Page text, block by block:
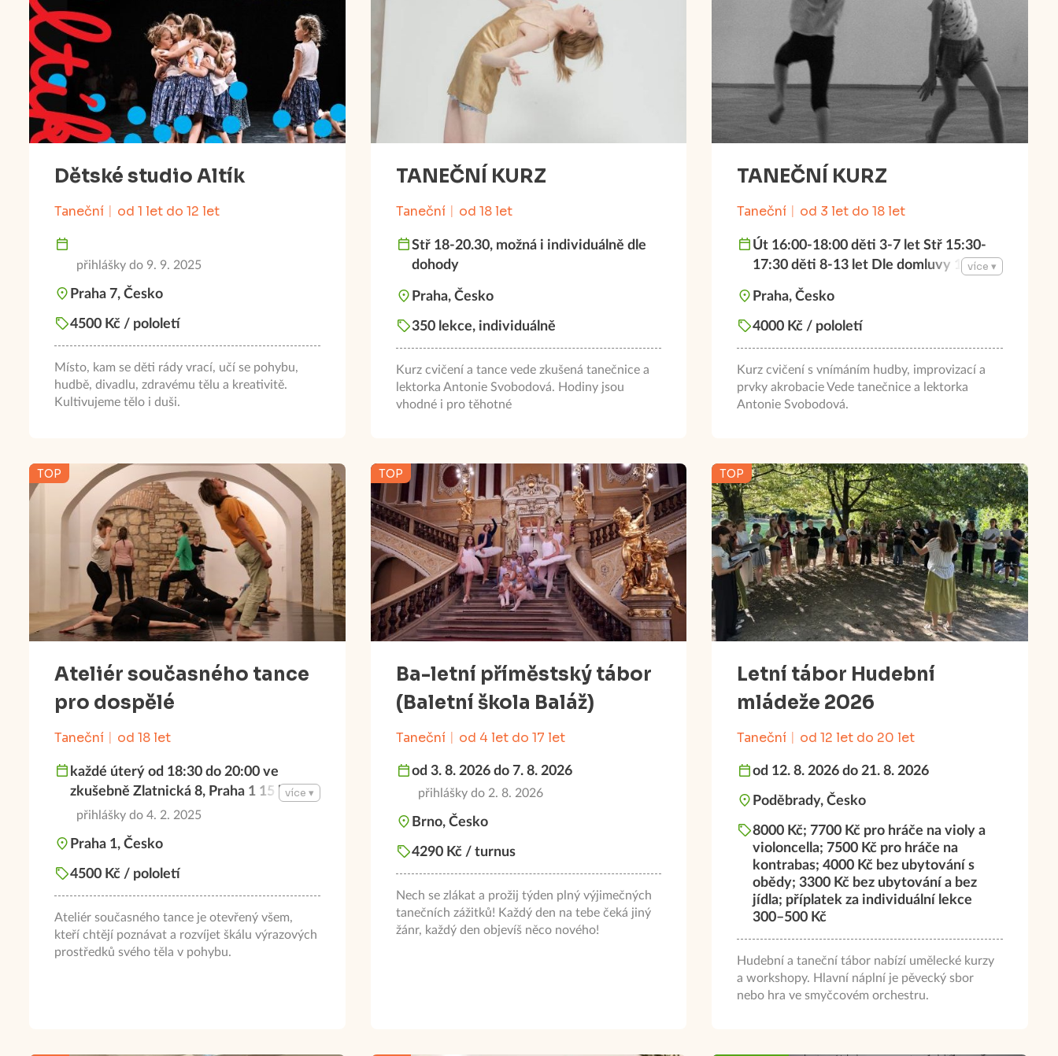
Dětské studio Altík
Taneční od 1 let do 12 let
přihlášky do 9. 9. 2025
Praha 7, Česko
4500 Kč / pololetí
Místo, kam se děti rády vrací, učí se pohybu,
hudbě, divadlu, zdravému tělu a kreativitě.
Kultivujeme tělo i duši.
TANEČNÍ KURZ
Taneční od 18 let
Stř 18-20.30, možná i individuálně dle
dohody
Praha, Česko
350 lekce, individuálně
Kurz cvičení a tance vede zkušená tanečnice a
lektorka Antonie Svobodová. Hodiny jsou
vhodné i pro těhotné
TANEČNÍ KURZ
Taneční od 3 let do 18 let
Út 16:00-18:00 děti 3-7 let Stř 15:30-
17:30 děti 8-13 let Dle domluvy 14-18
více ▾
Praha, Česko
4000 Kč / pololetí
Kurz cvičení s vnímáním hudby, improvizací a
prvky akrobacie Vede tanečnice a lektorka
Antonie Svobodová.
TOP
Ateliér současného tance
pro dospělé
Taneční od 18 let
každé úterý od 18:30 do 20:00 ve
zkušebně Zlatnická 8, Praha 1 15 lekcí
začínáme 4. února 2025
více ▾
přihlášky do 4. 2. 2025
Praha 1, Česko
4500 Kč / pololetí
Ateliér současného tance je otevřený všem,
kteří chtějí poznávat a rozvíjet škálu výrazových
prostředků svého těla v pohybu.
TOP
Ba-letní příměstský tábor
(Baletní škola Baláž)
Taneční od 4 let do 17 let
od 3. 8. 2026 do 7. 8. 2026
přihlášky do 2. 8. 2026
Brno, Česko
4290 Kč / turnus
Nech se zlákat a prožij týden plný výjimečných
tanečních zážitků! Každý den na tebe čeká jiný
žánr, každý den objevíš něco nového!
TOP
Letní tábor Hudební
mládeže 2026
Taneční od 12 let do 20 let
od 12. 8. 2026 do 21. 8. 2026
Poděbrady, Česko
8000 Kč; 7700 Kč pro hráče na violy a
violoncella; 7500 Kč pro hráče na
kontrabas; 4000 Kč bez ubytování s
obědy; 3300 Kč bez ubytování a bez
jídla; příplatek za individuální lekce
300–500 Kč
Hudební a taneční tábor nabízí umělecké kurzy
a workshopy. Hlavní náplní je pěvecký sbor
nebo hra ve smyčcovém orchestru.